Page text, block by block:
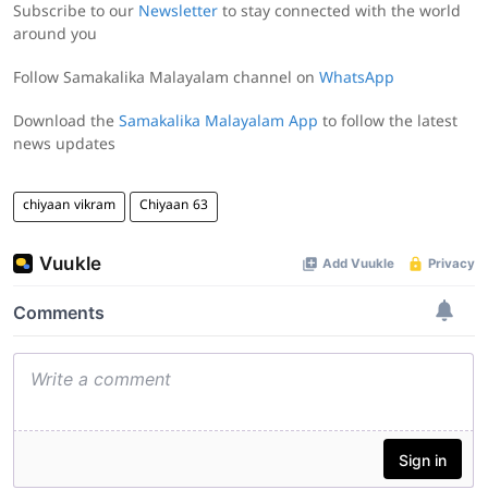
Subscribe to our Newsletter to stay connected with the world
around you
Follow Samakalika Malayalam channel on WhatsApp
Download the Samakalika Malayalam App to follow the latest
news updates
chiyaan vikram Chiyaan 63